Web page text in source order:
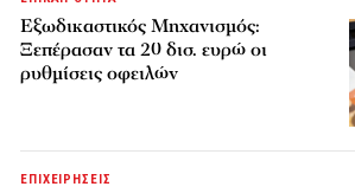
Εξωδικαστικός Μηχανισμός:
Ξεπέρασαν τα 20 δισ. ευρώ οι
ρυθμίσεις οφειλών
ΕΠΙΧΕΙΡΗΣΕΙΣ